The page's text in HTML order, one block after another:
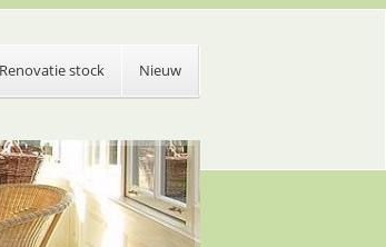
Renovatie stock Nieuw